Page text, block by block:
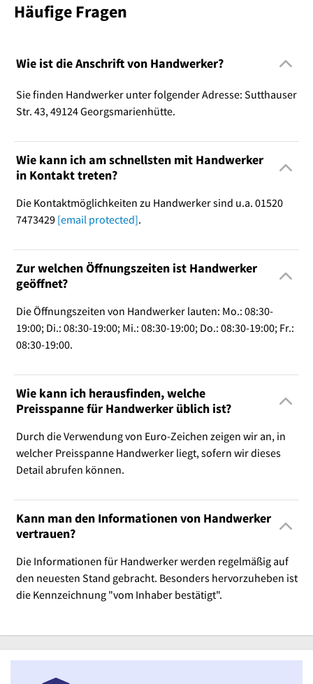
Häufige Fragen
Wie ist die Anschrift von Handwerker?
Sie finden Handwerker unter folgender Adresse: Sutthauser
Str. 43, 49124 Georgsmarienhütte.
Wie kann ich am schnellsten mit Handwerker
in Kontakt treten?
Die Kontaktmöglichkeiten zu Handwerker sind u.a. 01520
7473429 [email protected].
Zur welchen Öffnungszeiten ist Handwerker
geöffnet?
Die Öffnungszeiten von Handwerker lauten: Mo.: 08:30-
19:00; Di.: 08:30-19:00; Mi.: 08:30-19:00; Do.: 08:30-19:00; Fr.:
08:30-19:00.
Wie kann ich herausfinden, welche
Preisspanne für Handwerker üblich ist?
Durch die Verwendung von Euro-Zeichen zeigen wir an, in
welcher Preisspanne Handwerker liegt, sofern wir dieses
Detail abrufen können.
Kann man den Informationen von Handwerker
vertrauen?
Die Informationen für Handwerker werden regelmäßig auf
den neuesten Stand gebracht. Besonders hervorzuheben ist
die Kennzeichnung "vom Inhaber bestätigt".